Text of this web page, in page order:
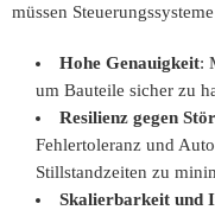
müssen
Hohe Genauigkeit:
um Bauteile sicher zu
Resilienz gegen
Fehlertoleranz und
Stillstandzeiten zu
Skalierbarkeit und